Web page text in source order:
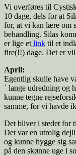
Vi overføres til
10 dage, dels for at
for, at vi kan lære om
behandling. Silas
er lige et link til et
fire(!!) dage. Det er
April:
Egentlig skulle have
´ lange udredning og
kunne tegne
samme, for vi havde
Det bliver i stedet for
Det var en utrolig
og kunne hygge sig
på den skønne uge i